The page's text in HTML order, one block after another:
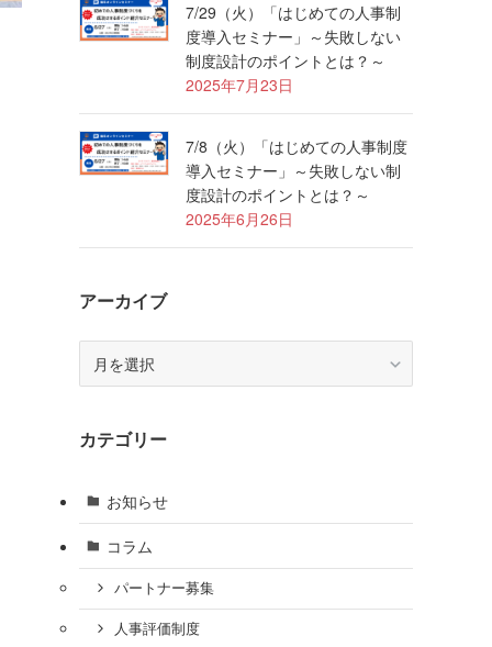
7/29（火）「はじめての人事制
度導入セミナー」～失敗しない
制度設計のポイントとは？～
2025年7月23日
7/8（火）「はじめての人事制度
導入セミナー」～失敗しない制
度設計のポイントとは？～
2025年6月26日
アーカイブ
ブ
カテゴリー
お知らせ
コラム
パートナー募集
人事評価制度